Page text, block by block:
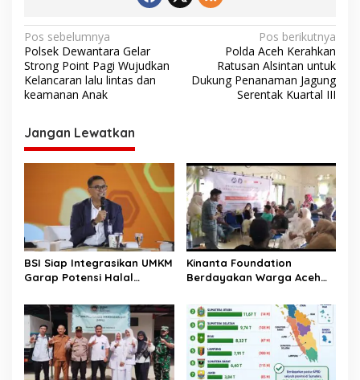
N
a
v
i
g
a
p
o
s
Pos sebelumnya
Polsek Dewantara Gelar
Strong Point Pagi Wujudkan
Kelancaran lalu lintas dan
keamanan Anak
Pos berikutnya
Polda Aceh Kerahkan
Ratusan Alsintan untuk
Dukung Penanaman Jagung
Serentak Kuartal III
Jangan Lewatkan
BSI Siap Integrasikan UMKM
Garap Potensi Halal
Kinanta Foundation
Berdayakan Warga Aceh
Psikososial